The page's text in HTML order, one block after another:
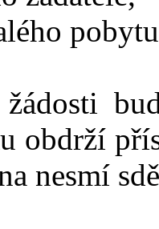
pobytu
obdrží
nesmí